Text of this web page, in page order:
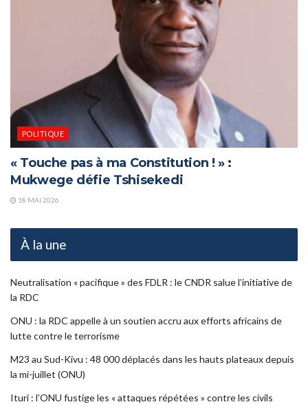
POLITIQUE
« Touche pas à ma Constitution ! » :
Mukwege défie Tshisekedi
18 MAI 2026
À la une
Neutralisation « pacifique » des FDLR : le CNDR salue l’initiative de
la RDC
ONU : la RDC appelle à un soutien accru aux efforts africains de
lutte contre le terrorisme
M23 au Sud-Kivu : 48 000 déplacés dans les hauts plateaux depuis
la mi-juillet (ONU)
Ituri : l’ONU fustige les « attaques répétées » contre les civils